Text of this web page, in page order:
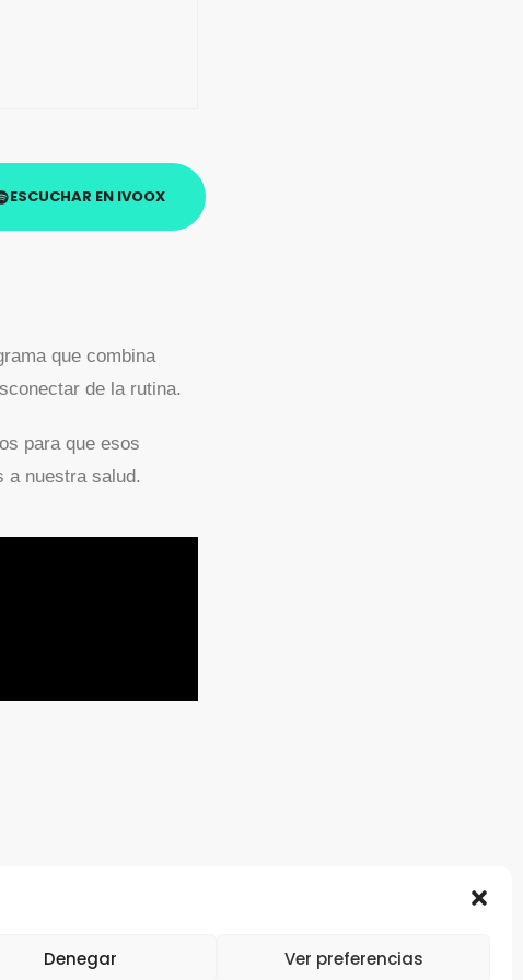
Denegar Ver preferencias
ESCUCHAR EN IVOOX
que combina
de la rutina.
para que esos
a nuestra salud.